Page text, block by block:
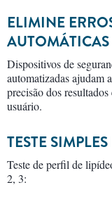
ELIMINE
AUTOMÁTICAS
Dispositivos de
automatizadas ajudam
precisão dos
usuário.
TESTE
Teste de perfil de
2, 3: